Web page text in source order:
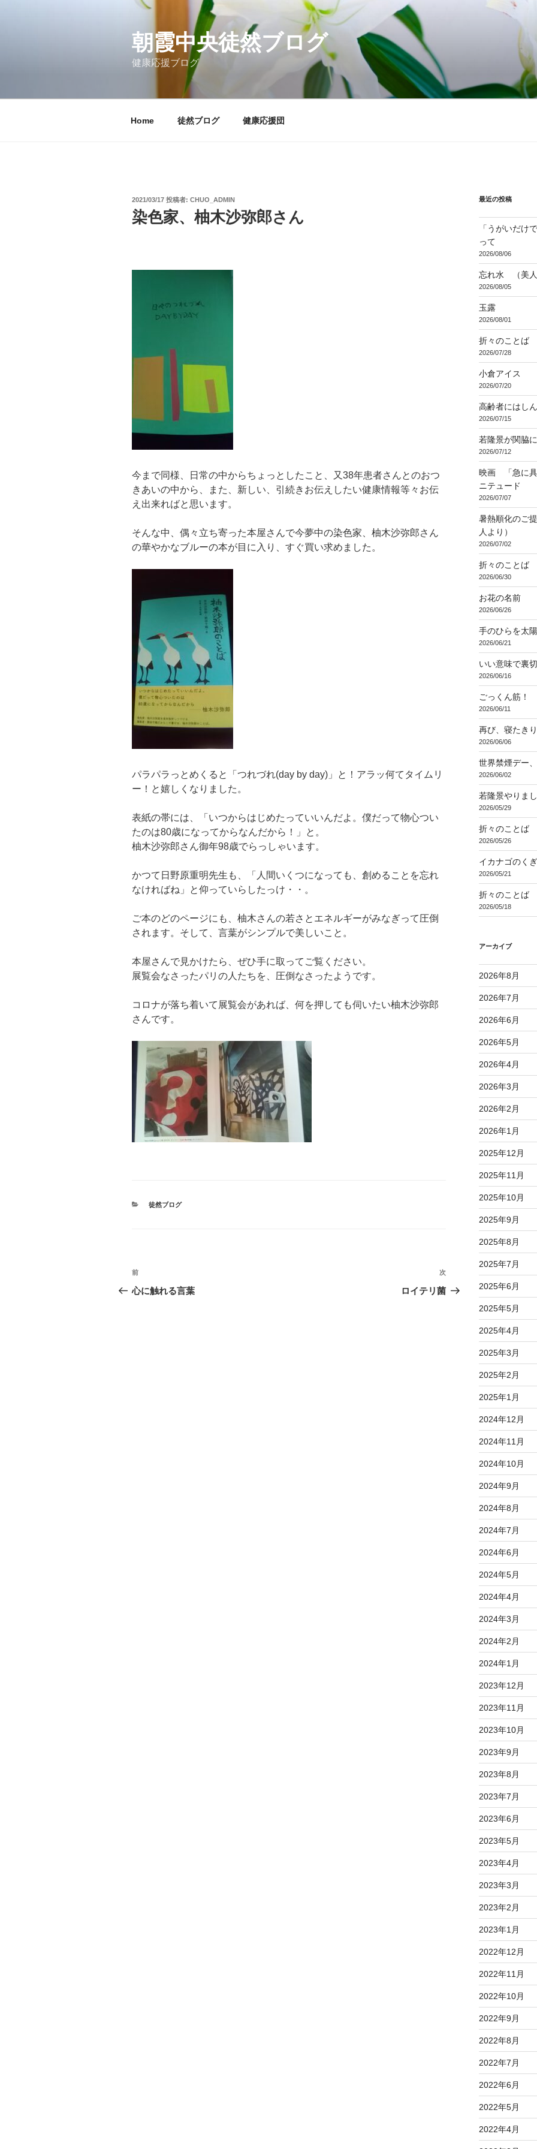
朝霞中央徒然ブログ
健康応援ブログ
Home 徒然ブログ 健康応援団
投
稿
日:
2021/03/17 投稿者: CHUO_ADMIN
染色家、柚木沙弥郎さん
今まで同様、日常の中からちょっとしたこと、又38年患者さんとのおつ
きあいの中から、また、新しい、引続きお伝えしたい健康情報等々お伝
え出来ればと思います。
そんな中、偶々立ち寄った本屋さんで今夢中の染色家、柚木沙弥郎さん
の華やかなブルーの本が目に入り、すぐ買い求めました。
パラパラっとめくると「つれづれ(day by day)」と！アラッ何てタイムリ
ー！と嬉しくなりました。
表紙の帯には、「いつからはじめたっていいんだよ。僕だって物心つい
たのは80歳になってからなんだから！」と。
柚木沙弥郎さん御年98歳でらっしゃいます。
かつて日野原重明先生も、「人間いくつになっても、創めることを忘れ
なければね」と仰っていらしたっけ・・。
ご本のどのページにも、柚木さんの若さとエネルギーがみなぎって圧倒
されます。そして、言葉がシンプルで美しいこと。
本屋さんで見かけたら、ぜひ手に取ってご覧ください。
展覧会なさったパリの人たちを、圧倒なさったようです。
コロナが落ち着いて展覧会があれば、何を押しても伺いたい柚木沙弥郎
さんです。
カ
徒然ブログ
投
稿
前
の
前
心に触れる言葉
次
の
次
ロイテリ菌
最近の投稿
「うがいだけ
って
2026/08/06
忘れ水 （美人
2026/08/05
玉露
2026/08/01
折々のことば
2026/07/28
小倉アイス
2026/07/20
高齢者にはし
2026/07/15
若隆景が関脇に
2026/07/12
映画 「急に具
ニテュード
2026/07/07
暑熱順化のご
人より）
2026/07/02
折々のことば
2026/06/30
お花の名前
2026/06/26
手のひらを太
2026/06/21
いい意味で裏
2026/06/16
ごっくん筋！
2026/06/11
再び、寝たき
2026/06/06
世界禁煙デー
2026/06/02
若隆景やりまし
2026/05/29
折々のことば
2026/05/26
イカナゴのく
2026/05/21
折々のことば
2026/05/18
アーカイブ
2026年8月
2026年7月
2026年6月
2026年5月
2026年4月
2026年3月
2026年2月
2026年1月
2025年12月
2025年11月
2025年10月
2025年9月
2025年8月
2025年7月
2025年6月
2025年5月
2025年4月
2025年3月
2025年2月
2025年1月
2024年12月
2024年11月
2024年10月
2024年9月
2024年8月
2024年7月
2024年6月
2024年5月
2024年4月
2024年3月
2024年2月
2024年1月
2023年12月
2023年11月
2023年10月
2023年9月
2023年8月
2023年7月
2023年6月
2023年5月
2023年4月
2023年3月
2023年2月
2023年1月
2022年12月
2022年11月
2022年10月
2022年9月
2022年8月
2022年7月
2022年6月
2022年5月
2022年4月